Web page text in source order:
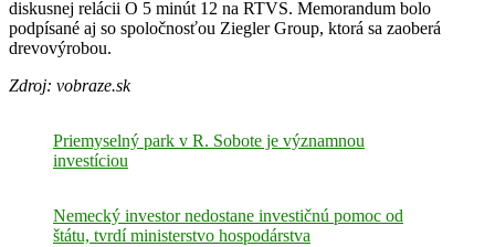
diskusnej relácii O 5 minút 12 na RTVS. Memorandum bolo
podpísané aj so spoločnosťou Ziegler Group, ktorá sa zaoberá
drevovýrobou.
Zdroj: vobraze.sk
Priemyselný park v R. Sobote je významnou
investíciou
Nemecký investor nedostane investičnú pomoc od
štátu, tvrdí ministerstvo hospodárstva